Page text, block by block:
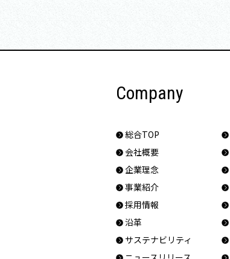
Company
総合TOP
会社概要
企業理念
事業紹介
採用情報
沿革
サステナビリティ